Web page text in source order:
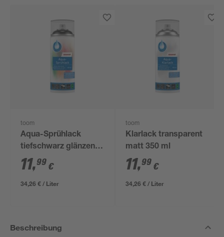
toom
Aqua-Sprühlack
tiefschwarz glänzend
350 ml
11,99 €
34,26 € / Liter
toom
Klarlack transparent
matt 350 ml
11,99 €
34,26 € / Liter
Beschreibung